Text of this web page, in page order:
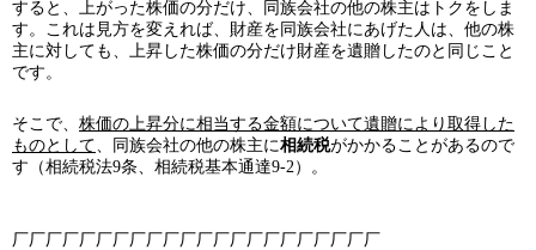
すると、上がった株価の分だけ、同族会社の他の株主はトクをしま
す。これは見方を変えれば、財産を同族会社にあげた人は、他の株
主に対しても、上昇した株価の分だけ財産を遺贈したのと同じこと
です。
そこで、 株価の上昇分に相当する金額について遺贈により取得した
ものとして、同族会社の他の株主に相続税がかかることがあるので
す（相続税法9条、相続税基本通達9-2）。
厂厂厂厂厂厂厂厂厂厂厂厂厂厂厂厂厂厂厂厂厂厂